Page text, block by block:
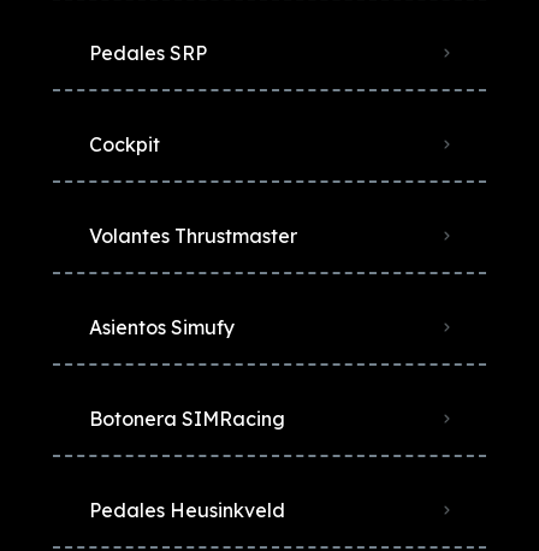
Pedales SRP
Cockpit
Volantes Thrustmaster
Asientos Simufy
Botonera SIMRacing
Pedales Heusinkveld